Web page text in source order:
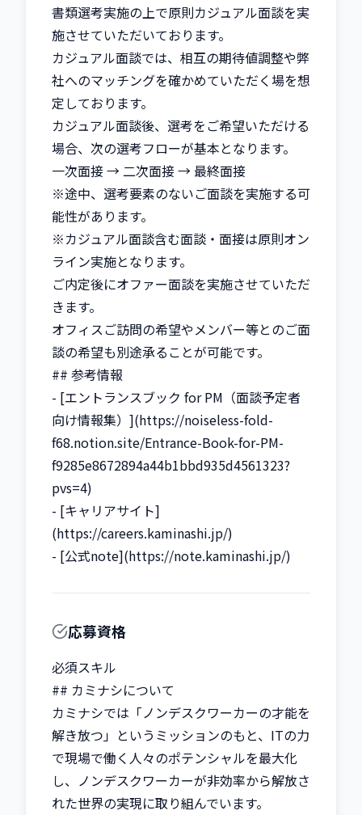
書類選考実施の上で原則カジュアル面談を実
施させていただいております。
カジュアル面談では、相互の期待値調整や弊
社へのマッチングを確かめていただく場を想
定しております。
カジュアル面談後、選考をご希望いただける
場合、次の選考フローが基本となります。
一次面接 → 二次面接 → 最終面接
※途中、選考要素のないご面談を実施する可
能性があります。
※カジュアル面談含む面談・面接は原則オン
ライン実施となります。
ご内定後にオファー面談を実施させていただ
きます。
オフィスご訪問の希望やメンバー等とのご面
談の希望も別途承ることが可能です。
## 参考情報
- [エントランスブック for PM（面談予定者
向け情報集）](https://noiseless-fold-
f68.notion.site/Entrance-Book-for-PM-
f9285e8672894a44b1bbd935d4561323?
pvs=4)
- [キャリアサイト]
(https://careers.kaminashi.jp/)
- [公式note](https://note.kaminashi.jp/)
応募資格
必須スキル
## カミナシについて
カミナシでは「ノンデスクワーカーの才能を
解き放つ」というミッションのもと、ITの力
で現場で働く人々のポテンシャルを最大化
し、ノンデスクワーカーが非効率から解放さ
れた世界の実現に取り組んでいます。